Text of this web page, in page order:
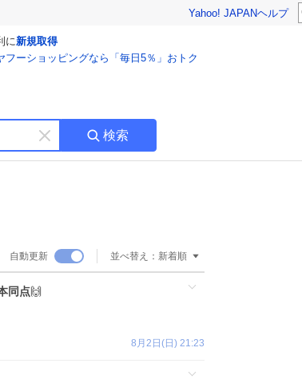
Yahoo! JAPANヘルプ
に新規取得
フーショッピングなら「毎日5％」おトク
キ
ー
す
検索
自動更新 並べ替え： 新着順
同点🙌
8月2日(日) 21:23